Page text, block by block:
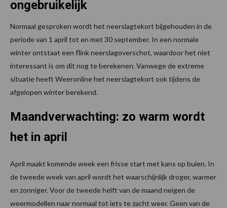
ongebruikelijk
Normaal gesproken wordt het neerslagtekort bijgehouden in de
periode van 1 april tot en met 30 september. In een normale
winter ontstaat een flink neerslagoverschot, waardoor het niet
interessant is om dit nog te berekenen. Vanwege de extreme
situatie heeft Weeronline het neerslagtekort ook tijdens de
afgelopen winter berekend.
Maandverwachting: zo warm wordt
het in april
April maakt komende week een frisse start met kans op buien. In
de tweede week van april wordt het waarschijnlijk droger, warmer
en zonniger. Voor de tweede helft van de maand neigen de
weermodellen naar normaal tot iets te zacht weer. Geen van de